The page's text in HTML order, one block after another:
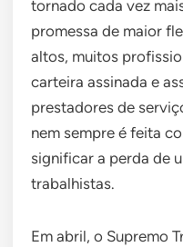
tornado cada vez
promessa de maior
altos, muitos
carteira assinada e
prestadores de
nem sempre é feita
significar a perda de
trabalhistas.
Em abril, o Supremo